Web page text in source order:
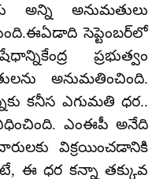
అన్ని అనుమ‌తులు
సెప్టెంబ‌ర్‌లో
ప్రభుత్వం
అనుమతించింది.
కనీస ఎగుమతి ధర..
ఎంఈపీ అనేది
విక్రయించడానికి
ఈ ధర కన్నా తక్కువ